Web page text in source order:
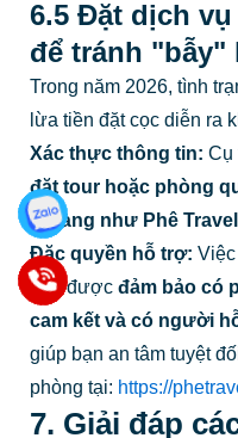
6.5 Đặt dịch
để tránh "bẫy"
Trong năm 2026, tình
lừa tiền đặt cọc diễn ra
Xác thực thông tin: Cụ
đặt tour hoặc phòng
rõ ràng như Phê Travel
Đặc quyền hỗ trợ:
bạn được đảm bảo có
cam kết và có người
giúp bạn an tâm tuyệt
phòng tại: https://
7. Giải đáp